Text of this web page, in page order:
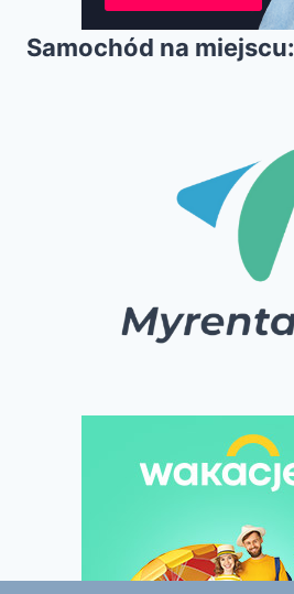
Samochód na miejscu: